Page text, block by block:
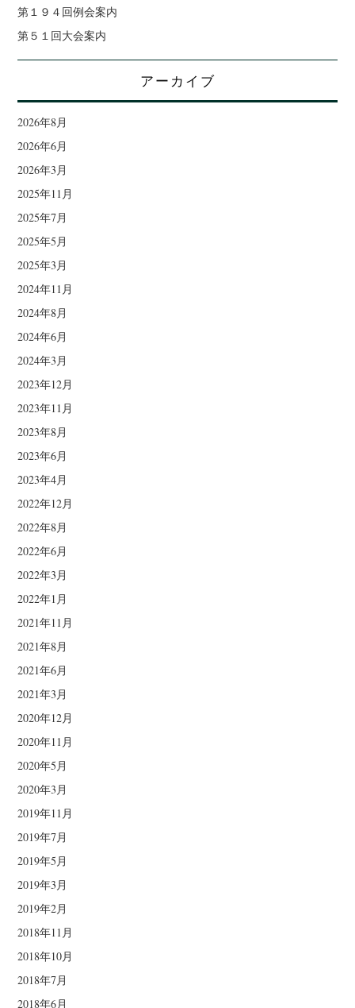
第１９４回例会案内
第５１回大会案内
アーカイブ
2026年8月
2026年6月
2026年3月
2025年11月
2025年7月
2025年5月
2025年3月
2024年11月
2024年8月
2024年6月
2024年3月
2023年12月
2023年11月
2023年8月
2023年6月
2023年4月
2022年12月
2022年8月
2022年6月
2022年3月
2022年1月
2021年11月
2021年8月
2021年6月
2021年3月
2020年12月
2020年11月
2020年5月
2020年3月
2019年11月
2019年7月
2019年5月
2019年3月
2019年2月
2018年11月
2018年10月
2018年7月
2018年6月